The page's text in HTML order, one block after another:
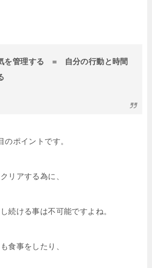
を管理する = 自分の行動と時間
のポイントです。
リアする為に、
続ける事は不可能ですよね。
食事をしたり、